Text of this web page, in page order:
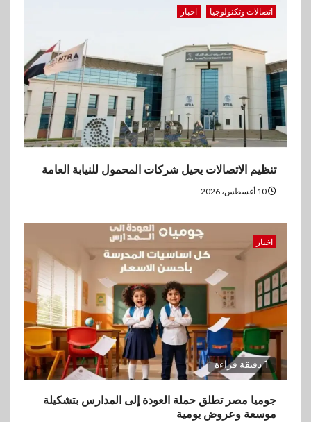
وعروض يومية
بنوك
بنك الإسكندرية يحقق صافي أرباح
7.54 مليار جنيه خلال النصف
الأول من 2026
4
اقتصاد
وصافي الربح يرتفع إلى486
5
عقارات
مدينة مصر تسجل مبيعات بقيمة
28.4 مليار جنيه خلال النصف
الأول من 2026
اتصالات وتكنولوجيا اخبار
تنظيم الاتصالات يحيل شركات المحمول للنيابة العامة
اخبار
1 دقيقة قراءة
جوميا مصر تطلق حملة العودة إلى المدارس بتشكيلة
موسعة وعروض يومية